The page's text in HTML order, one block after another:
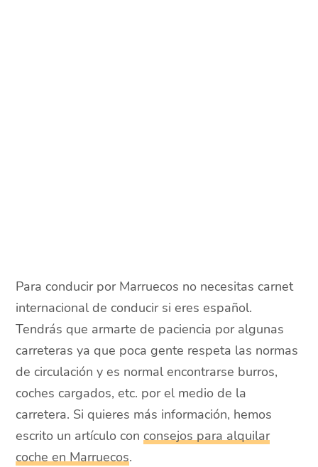
Para conducir por Marruecos no necesitas carnet
internacional de conducir si eres español.
Tendrás que armarte de paciencia por algunas
carreteras ya que poca gente respeta las normas
de circulación y es normal encontrarse burros,
coches cargados, etc. por el medio de la
carretera. Si quieres más información, hemos
escrito un artículo conconsejos para alquilar
coche en Marruecos.